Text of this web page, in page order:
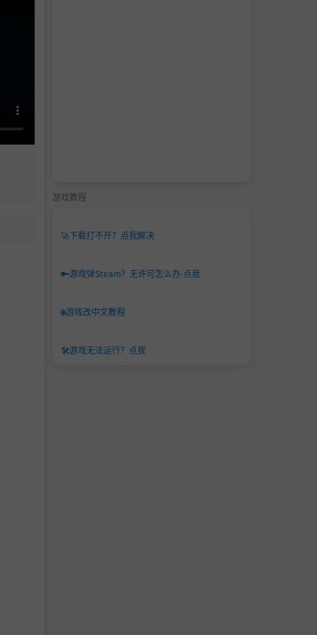
游戏教程
🚀下载打不开？点我解决
🔑游戏弹Steam？无许可怎么办-点我
🌐游戏改中文教程
🛠️游戏无法运行？点我